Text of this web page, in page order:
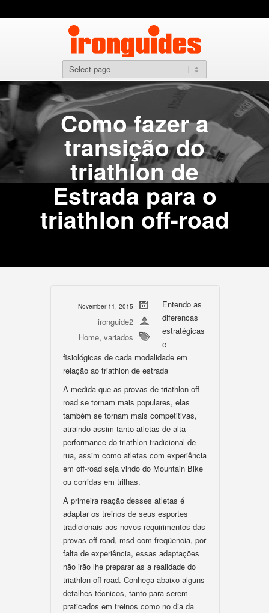
Como fazer a
transição do
triathlon de
Estrada para o
triathlon off-road
November 11, 2015
ironguide2
Home, variados
Entendo as
diferencas
estratégicas
e
fisiológicas de cada modalidade em
relação ao triathlon de estrada
A medida que as provas de triathlon off-
road se tornam mais populares, elas
também se tornam mais competitivas,
atraindo assim tanto atletas de alta
performance do triathlon tradicional de
rua, assim como atletas com experiência
em off-road seja vindo do Mountain Bike
ou corridas em trilhas.
A primeira reação desses atletas é
adaptar os treinos de seus esportes
tradicionais aos novos requirimentos das
provas off-road, msd com freqüencia, por
falta de experiência, essas adaptações
não irão lhe preparar as a realidade do
triathlon off-road. Conheça abaixo alguns
detalhes técnicos, tanto para serem
praticados em treinos como no dia da